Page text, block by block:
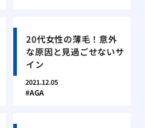
20代女性の薄毛！意外
な原因と見過ごせないサ
イン
2021.12.05
AGA